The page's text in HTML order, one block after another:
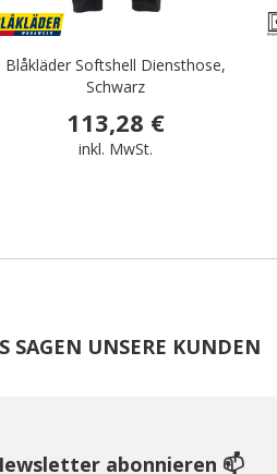
Blåkläder Softshell Diensthose,
Schwarz
113,28 €
inkl. MwSt.
SAGEN UNSERE KUNDEN
abonnieren 📫